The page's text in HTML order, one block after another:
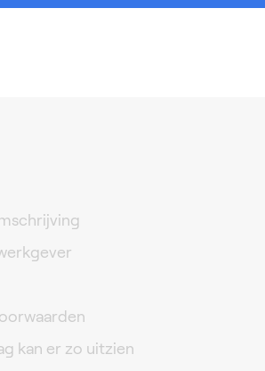
kan er zo uitzien